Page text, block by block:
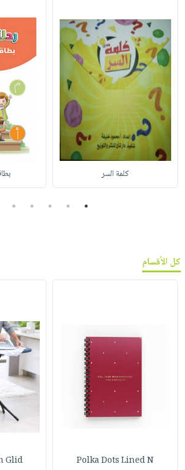
كلمة السر
1
2
3
4
5
كل الأقسام
Polka Dots Lined N
Glid